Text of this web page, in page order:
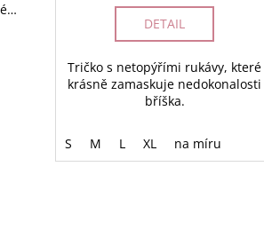
Dámská čtvrtkolová sukně Jarní louka | mléčné hedvábí
DETAIL
Tričko s netopýřími rukávy, které
krásně zamaskuje nedokonalosti
bříška.
S M L XL na míru